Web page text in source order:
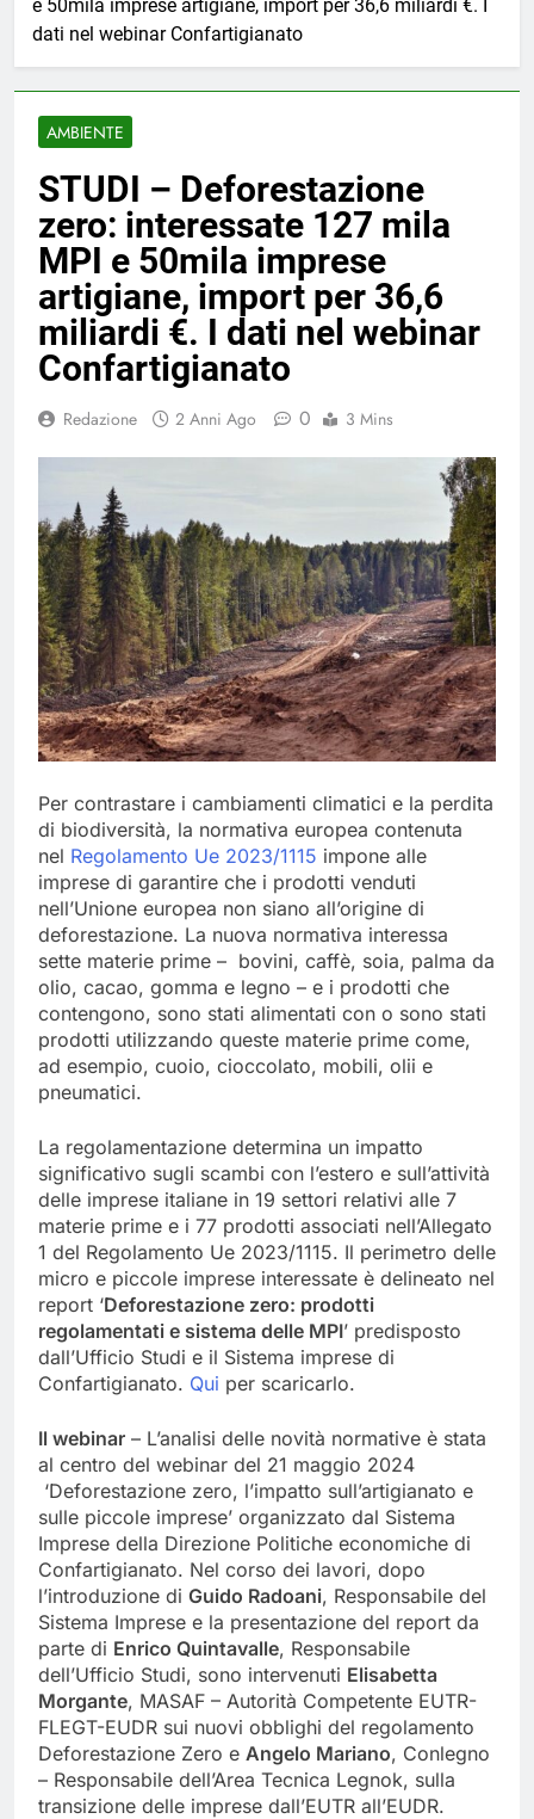
e 50mila imprese artigiane, import per 36,6 miliardi €. I
dati nel webinar Confartigianato
AMBIENTE
STUDI – Deforestazione
zero: interessate 127 mila
MPI e 50mila imprese
artigiane, import per 36,6
miliardi €. I dati nel webinar
Confartigianato
Redazione 2 Anni Ago 0 3 Mins
Per contrastare i cambiamenti climatici e la perdita
di biodiversità, la normativa europea contenuta
nel Regolamento Ue 2023/1115 impone alle
imprese di garantire che i prodotti venduti
nell’Unione europea non siano all’origine di
deforestazione. La nuova normativa interessa
sette materie prime – bovini, caffè, soia, palma da
olio, cacao, gomma e legno – e i prodotti che
contengono, sono stati alimentati con o sono stati
prodotti utilizzando queste materie prime come,
ad esempio, cuoio, cioccolato, mobili, olii e
pneumatici.
La regolamentazione determina un impatto
significativo sugli scambi con l’estero e sull’attività
delle imprese italiane in 19 settori relativi alle 7
materie prime e i 77 prodotti associati nell’Allegato
1 del Regolamento Ue 2023/1115. Il perimetro delle
micro e piccole imprese interessate è delineato nel
report ‘Deforestazione zero: prodotti
regolamentati e sistema delle MPI’ predisposto
dall’Ufficio Studi e il Sistema imprese di
Confartigianato. Qui per scaricarlo.
Il webinar – L’analisi delle novità normative è stata
al centro del webinar del 21 maggio 2024
‘Deforestazione zero, l’impatto sull’artigianato e
sulle piccole imprese’ organizzato dal Sistema
Imprese della Direzione Politiche economiche di
Confartigianato. Nel corso dei lavori, dopo
l’introduzione di Guido Radoani, Responsabile del
Sistema Imprese e la presentazione del report da
parte di Enrico Quintavalle, Responsabile
dell’Ufficio Studi, sono intervenuti Elisabetta
Morgante, MASAF – Autorità Competente EUTR-
FLEGT-EUDR sui nuovi obblighi del regolamento
Deforestazione Zero e Angelo Mariano, Conlegno
– Responsabile dell’Area Tecnica Legnok, sulla
transizione delle imprese dall’EUTR all’EUDR.